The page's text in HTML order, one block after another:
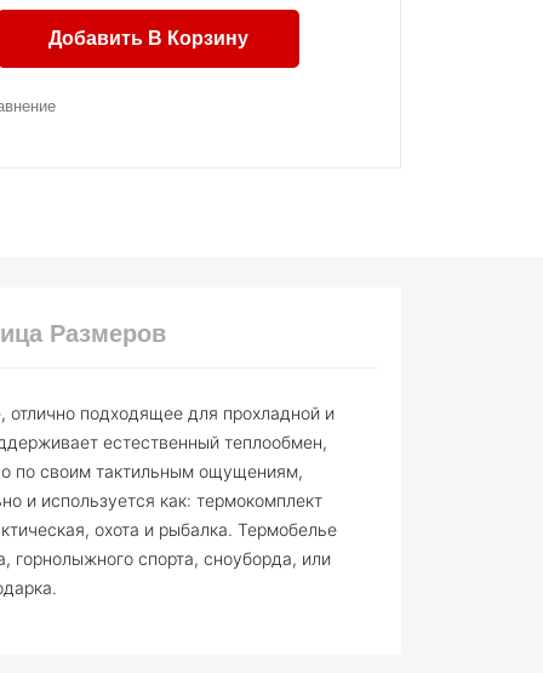
Добавить В Корзину
Размеров
подходящее для прохладной и
естественный теплообмен,
по своим тактильным ощущениям,
и используется как: термокомплект
охота и рыбалка. Термобелье
горнолыжного спорта, сноуборда, или